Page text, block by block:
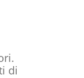
di